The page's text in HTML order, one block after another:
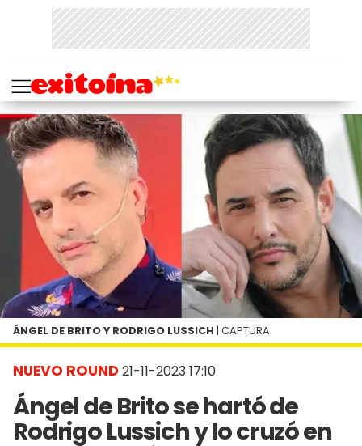
NUEVO ROUND 21-11-2023 17:10
Ángel de Brito se hartó de
Rodrigo Lussich y lo cruzó en
ÁNGEL DE BRITO Y RODRIGO LUSSICH | CAPTURA